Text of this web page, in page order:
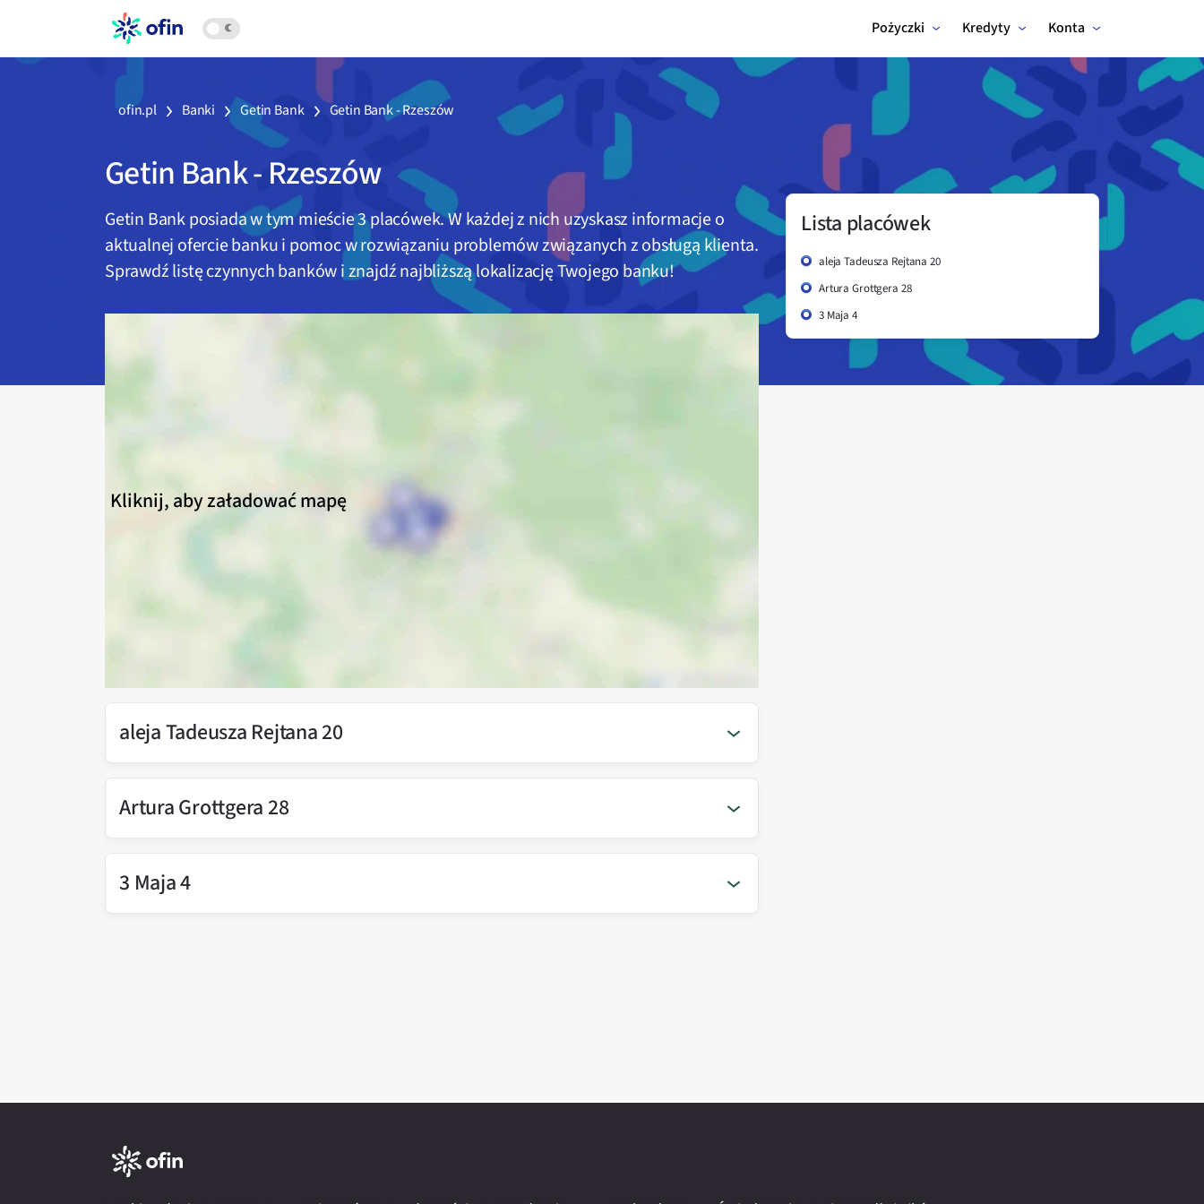
Pożyczki Kredyty Konta
ofin.pl Banki Getin Bank Getin Bank - Rzeszów
Getin Bank-Rzeszów
Getin Bankposiada w tym mieście3placówek. W każdej z nich uzyskasz informacje o
aktualnej ofercie banku i pomoc w rozwiązaniu problemów związanych z obsługą klienta.
Sprawdź listę czynnych banków i znajdź najbliższą lokalizację Twojego banku!
Kliknij, aby załadować mapę
aleja Tadeusza Rejtana 20
Artura Grottgera 28
3 Maja 4
Lista placówek
aleja Tadeusza Rejtana 20
Artura Grottgera 28
3 Maja 4